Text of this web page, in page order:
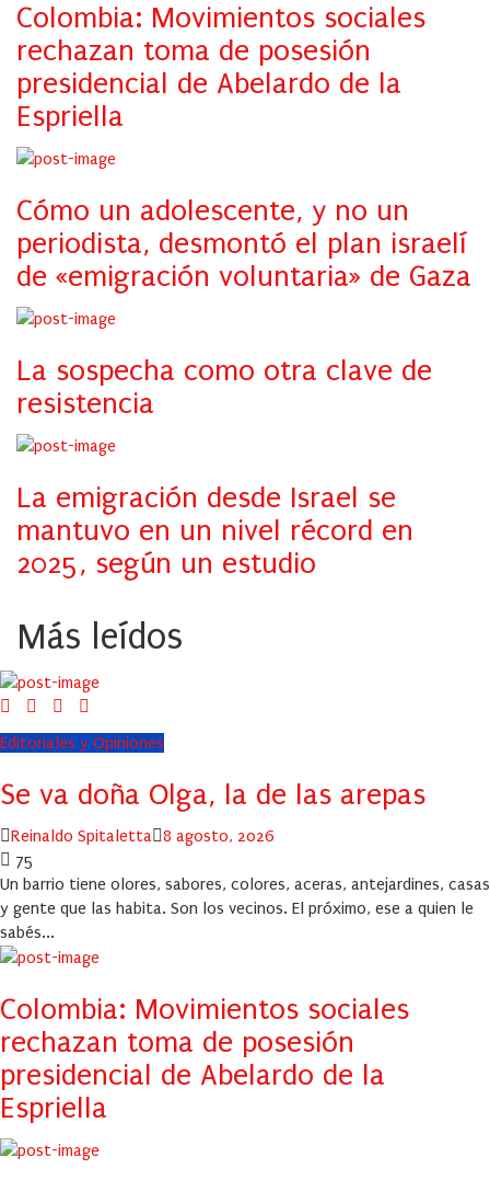
Colombia: Movimientos sociales
rechazan toma de posesión
presidencial de Abelardo de la
Espriella
Cómo un adolescente, y no un
periodista, desmontó el plan israelí
de «emigración voluntaria» de Gaza
La sospecha como otra clave de
resistencia
La emigración desde Israel se
mantuvo en un nivel récord en
2025, según un estudio
Más leídos
Editoriales y Opiniones
Se va doña Olga, la de las arepas
Author
Reinaldo Spitaletta Posted
8 agosto, 2026
75
Un barrio tiene olores, sabores, colores, aceras, antejardines, casas
y gente que las habita. Son los vecinos. El próximo, ese a quien le
sabés...
Colombia: Movimientos sociales
rechazan toma de posesión
presidencial de Abelardo de la
Espriella